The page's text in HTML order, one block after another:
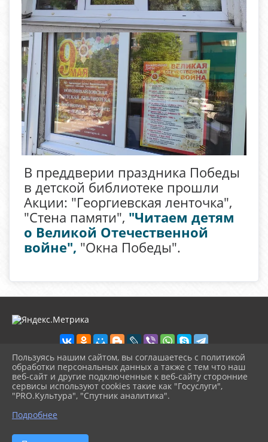
В преддверии праздника Победы
в детской библиотеке прошли
Акции: "Георгиевская ленточка",
"Стена памяти", "Читаем детям
о Великой Отечественной
войне", "Окна Победы".
2026 г. detbibl-novomih.ru
Вход
Карта сайта
Политика обработки персональных данных
Сделано на KubCMS
Пользуясь нашим сайтом, вы соглашаетесь с политикой
обработки персональных данных а также с тем что наш
веб-сайт и другие подключенные к веб-сайту сторонние
сервисы используют cookies такие как "Госуслуги",
"PRO.Культура", "Спутник аналитика".
Подробнее